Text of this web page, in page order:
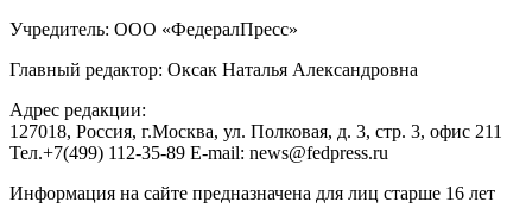
Учредитель: ООО «ФедералПресс»
Главный редактор: Оксак Наталья Александровна
Адрес редакции:
127018, Россия, г.Москва, ул. Полковая, д. 3, стр. 3, офис 211
Тел.+7(499) 112-35-89 E-mail: news@fedpress.ru
Информация на сайте предназначена для лиц старше 16 лет